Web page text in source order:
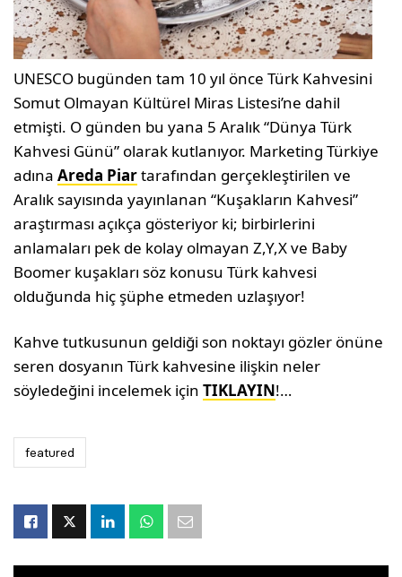
UNESCO bugünden tam 10 yıl önce Türk Kahvesini
Somut Olmayan Kültürel Miras Listesi’ne dahil
etmişti. O günden bu yana 5 Aralık “Dünya Türk
Kahvesi Günü” olarak kutlanıyor. Marketing Türkiye
adınaAreda Piartarafından gerçekleştirilen ve
Aralık sayısında yayınlanan “Kuşakların Kahvesi”
araştırması açıkça gösteriyor ki; birbirlerini
anlamaları pek de kolay olmayan Z,Y,X ve Baby
Boomer kuşakları söz konusu Türk kahvesi
olduğunda hiç şüphe etmeden uzlaşıyor!
Kahve tutkusunun geldiği son noktayı gözler önüne
seren dosyanın Türk kahvesine ilişkin neler
söyledeğini incelemek içinTIKLAYIN!…
featured